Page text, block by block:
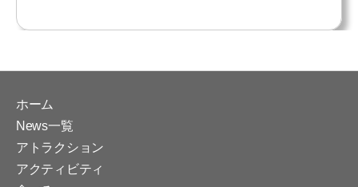
ホーム
News一覧
アトラクション
アクティビティ